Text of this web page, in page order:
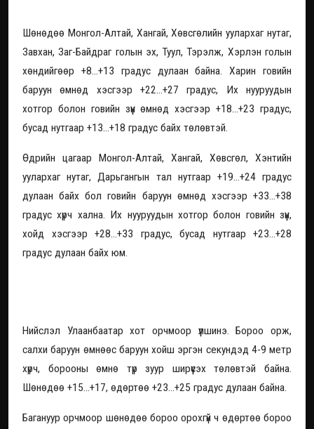
Шөнөдөө Монгол-Алтай, Хангай, Хөвсгөлийн уулархаг нутаг,
Завхан, Заг-Байдраг голын эх, Туул, Тэрэлж, Хэрлэн голын
хөндийгөөр +8...+13 градус дулаан байна. Харин говийн
баруун өмнөд хэсгээр +22...+27 градус, Их нууруудын
хотгор болон говийн зүүн өмнөд хэсгээр +18...+23 градус,
бусад нутгаар +13...+18 градус байх төлөвтэй.
Өдрийн цагаар Монгол-Алтай, Хангай, Хөвсгөл, Хэнтийн
уулархаг нутаг, Дарьгангын тал нутгаар +19...+24 градус
дулаан байх бол говийн баруун өмнөд хэсгээр +33...+38
градус хүрч хална. Их нууруудын хотгор болон говийн зүүн,
хойд хэсгээр +28...+33 градус, бусад нутгаар +23...+28
градус дулаан байх юм.
Нийслэл Улаанбаатар хот орчмоор үүлшинэ. Бороо орж,
салхи баруун өмнөөс баруун хойш эргэн секундэд 4-9 метр
хүрч, борооны өмнө түр зуур ширүүсэх төлөвтэй байна.
Шөнөдөө +15...+17, өдөртөө +23...+25 градус дулаан байна.
Багануур орчмоор шөнөдөө бороо орохгүй ч өдөртөө бороо